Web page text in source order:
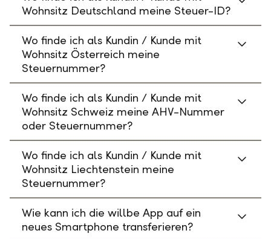
Wohnsitz Deutschland meine Steuer-ID?
Wo finde ich als Kundin / Kunde mit
Wohnsitz Österreich meine
Steuernummer?
Wo finde ich als Kundin / Kunde mit
Wohnsitz Schweiz meine AHV-Nummer
oder Steuernummer?
Wo finde ich als Kundin / Kunde mit
Wohnsitz Liechtenstein meine
Steuernummer?
Wie kann ich die willbe App auf ein
neues Smartphone transferieren?